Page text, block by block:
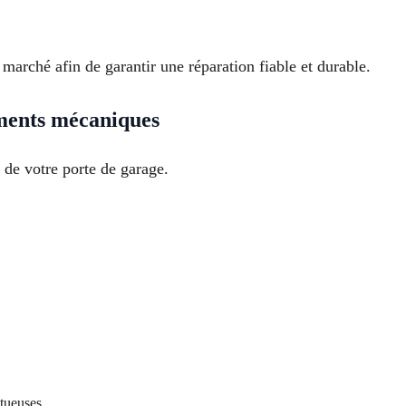
afin de garantir une réparation fiable et durable.
mécaniques
votre porte de garage.